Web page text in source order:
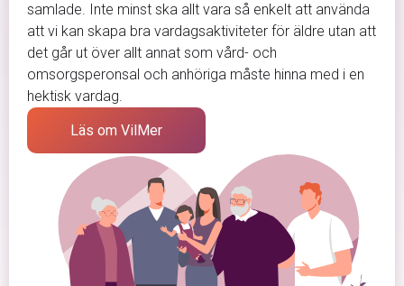
samlade. Inte minst ska allt vara så enkelt att använda
att vi kan skapa bra vardagsaktiviteter för äldre utan att
det går ut över allt annat som vård- och
omsorgsperonsal och anhöriga måste hinna med i en
hektisk vardag.
Läs om VilMer